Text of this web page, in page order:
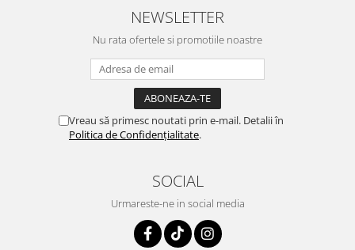
NEWSLETTER
Nu rata ofertele si promotiile noastre
Vreau să primesc noutati prin e-mail. Detalii în
Politica de Confidențialitate.
SOCIAL
Urmareste-ne in social media